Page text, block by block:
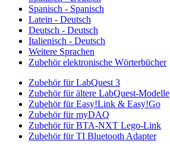
Spanisch - Spanisch
Latein - Deutsch
Deutsch - Deutsch
Italienisch - Deutsch
Weitere Sprachen
Zubehör elektronische Wörterbücher
Zubehör für LabQuest 3
Zubehör für ältere LabQuest-Modelle
Zubehör für Easy!Link & Easy!Go
Zubehör für myDAQ
Zubehör für BTA-NXT Lego-Link
Zubehör für TI Bluetooth Adapter